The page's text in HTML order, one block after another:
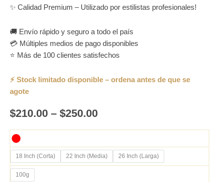
✨ Calidad Premium – Utilizado por estilistas profesionales!
🚚 Envío rápido y seguro a todo el país
💳 Múltiples medios de pago disponibles
⭐ Más de 100 clientes satisfechos
$210.00 – $250.00
18 Inch (Corta) 22 Inch (Media) 26 Inch (Larga)
100g